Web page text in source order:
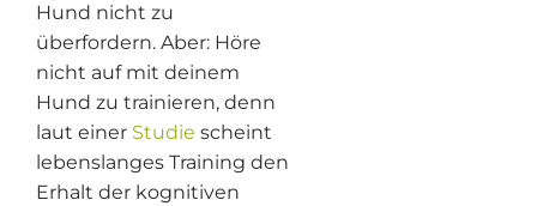
Hund nicht zu
überfordern. Aber: Höre
nicht auf mit deinem
Hund zu trainieren, denn
laut einer Studie scheint
lebenslanges Training den
Erhalt der kognitiven